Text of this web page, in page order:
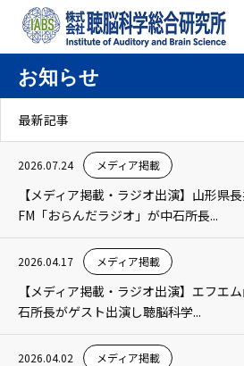
お知らせ
最新記事
2026.07.24 メディア掲載
【メディア掲載・ラジオ出演】山形県
FM「おらんだラジオ」が中石所長...
2026.04.17 メディア掲載
【メディア掲載・ラジオ出演】エフエ
石所長がゲスト出演し聴脳科学...
2026.04.02 メディア掲載